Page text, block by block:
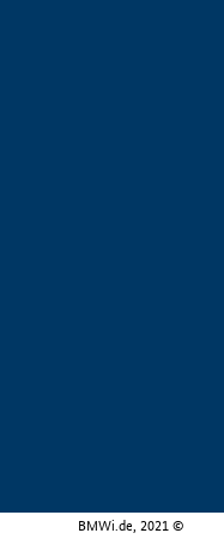
BMWi.de, 2021 ©